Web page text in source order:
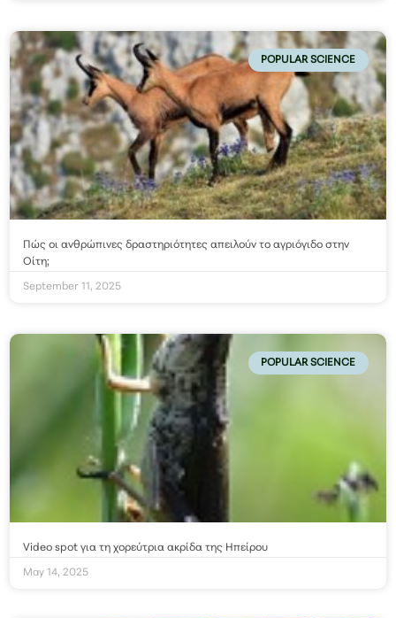
POPULAR SCIENCE
Πώς οι ανθρώπινες δραστηριότητες απειλούν το αγριόγιδο στην
Οίτη;
September 11, 2025
POPULAR SCIENCE
Video spot για τη χορεύτρια ακρίδα της Ηπείρου
May 14, 2025